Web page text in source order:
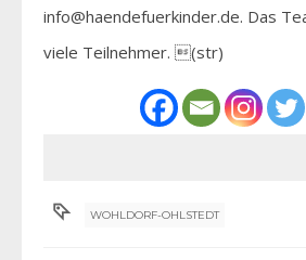
info@haendefuerkinder.de. Das
viele Teilnehmer. (str)
WOHLDORF-OHLSTEDT